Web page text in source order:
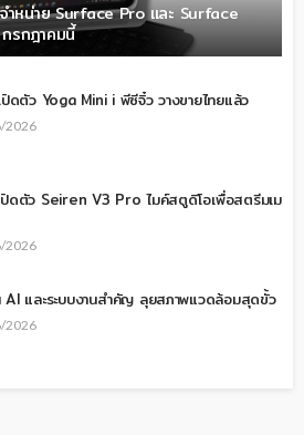
ำหน่าย Surface Pro และ Surface
รกฎาคมนี้
ปิดตัว Yoga Mini i พีซีจิ๋ว วางขายไทยแล้ว
2026
ดตัว Seiren V3 Pro ไมค์สตูดิโอเพื่อสตรีมเม
2026
AI และระบบงานสำคัญ ลุยสภาพแวดล้อมสุดขั้ว
2026